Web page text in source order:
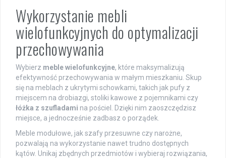
Wykorzystanie mebli
wielofunkcyjnych do optymalizacji
przechowywania
Wybierz meble wielofunkcyjne, które maksymalizują
efektywność przechowywania w małym mieszkaniu. Skup
się na meblach z ukrytymi schowkami, takich jak pufy z
miejscem na drobiazgi, stoliki kawowe z pojemnikami czy
łóżka z szufladami na pościel. Dzięki nim zaoszczędzisz
miejsce, a jednocześnie zadbasz o porządek.
Meble modułowe, jak szafy przesuwne czy narożne,
pozwalają na wykorzystanie nawet trudno dostępnych
kątów. Unikaj zbędnych przedmiotów i wybieraj rozwiązania,